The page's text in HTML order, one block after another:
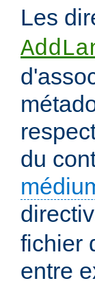
Les
du
fichier
entre